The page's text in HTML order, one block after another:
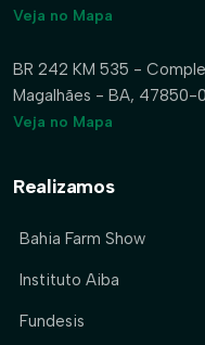
Veja no Mapa
BR 242 KM 535 -
Magalhães - BA, 47850-
Veja no Mapa
Realizamos
Bahia Farm Show
Instituto Aiba
Fundesis